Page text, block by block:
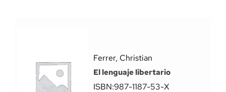
Ferrer, Christian
El lenguaje libertario
ISBN:987-1187-53-X